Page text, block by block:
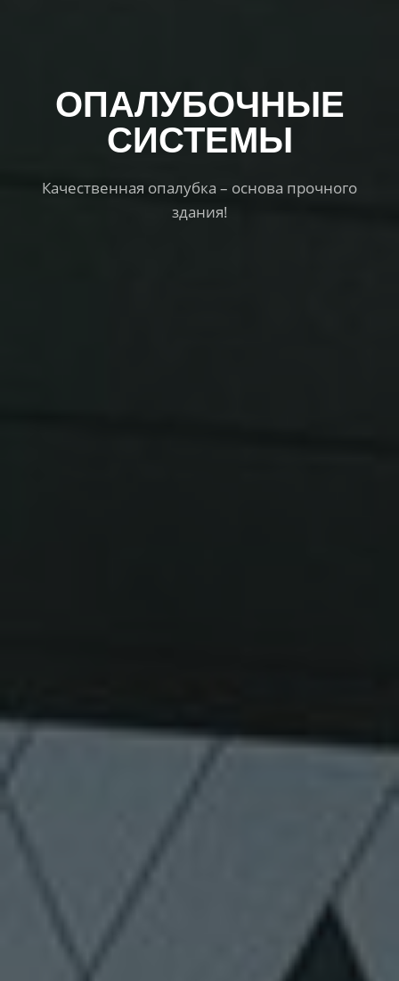
ОПАЛУБОЧНЫЕ
CИСТЕМЫ
Качественная опалубка – основа прочного
здания!